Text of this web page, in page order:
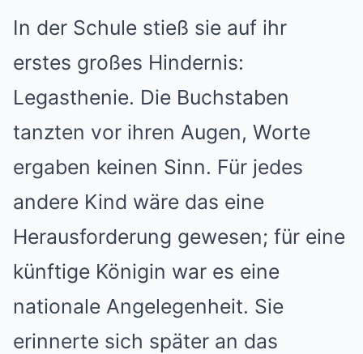
In der Schule stieß sie auf ihr
erstes großes Hindernis:
Legasthenie. Die Buchstaben
tanzten vor ihren Augen, Worte
ergaben keinen Sinn. Für jedes
andere Kind wäre das eine
Herausforderung gewesen; für eine
künftige Königin war es eine
nationale Angelegenheit. Sie
erinnerte sich später an das